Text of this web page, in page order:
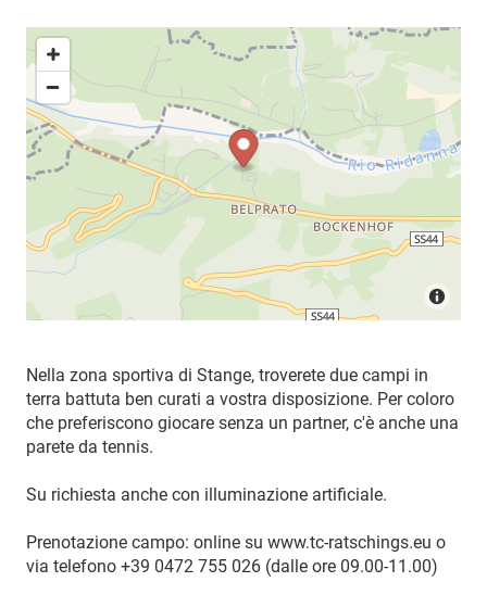
Nella zona sportiva di Stange, troverete due campi in
terra battuta ben curati a vostra disposizione. Per coloro
che preferiscono giocare senza un partner, c'è anche una
parete da tennis.
Su richiesta anche con illuminazione artificiale.
Prenotazione campo: online su www.tc-ratschings.eu o
via telefono +39 0472 755 026 (dalle ore 09.00-11.00)